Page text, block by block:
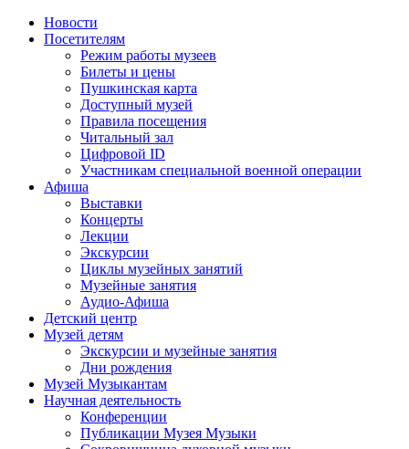
Новости
Посетителям
Режим работы музеев
Билеты и цены
Пушкинская карта
Доступный музей
Правила посещения
Читальный зал
Цифровой ID
Участникам специальной военной операции
Афиша
Выставки
Концерты
Лекции
Экскурсии
Циклы музейных занятий
Музейные занятия
Аудио-Афиша
Детский центр
Музей детям
Экскурсии и музейные занятия
Дни рождения
Музей Музыкантам
Научная деятельность
Конференции
Публикации Музея Музыки